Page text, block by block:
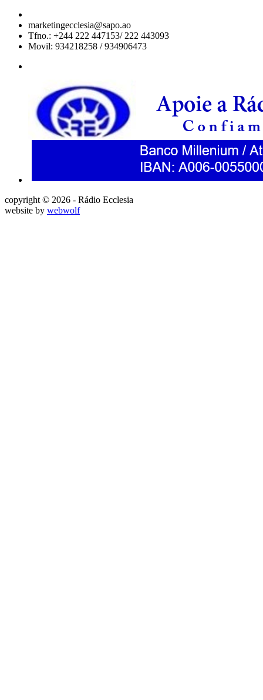
marketingecclesia@sapo.ao
Tfno.: +244 222 447153/ 222 443093
Movil: 934218258 / 934906473
copyright © 2026 - Rádio Ecclesia
website by webwolf